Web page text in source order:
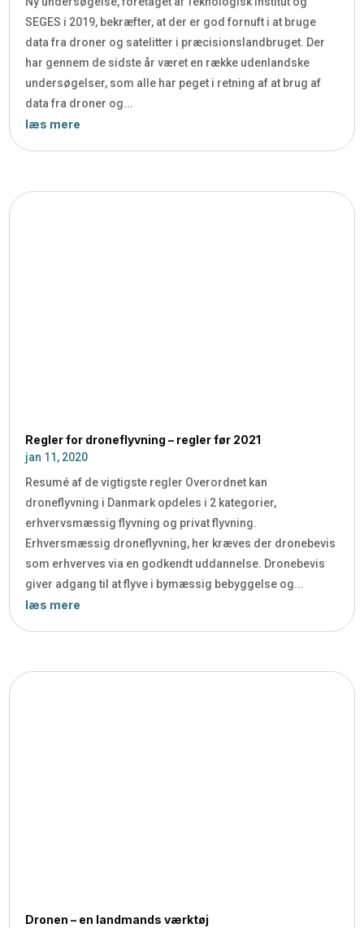
SEGES i 2019, bekræfter, at der er god fornuft i at bruge
data fra droner og satelitter i præcisionslandbruget. Der
har gennem de sidste år været en række udenlandske
undersøgelser, som alle har peget i retning af at brug af
data fra droner og...
læs mere
Regler for droneflyvning – regler før 2021
jan 11, 2020
Resumé af de vigtigste regler Overordnet kan
droneflyvning i Danmark opdeles i 2 kategorier,
erhvervsmæssig flyvning og privat flyvning.
Erhversmæssig droneflyvning, her kræves der dronebevis
som erhverves via en godkendt uddannelse. Dronebevis
giver adgang til at flyve i bymæssig bebyggelse og...
læs mere
Dronen – en landmands værktøj